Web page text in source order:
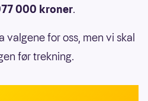
000 kroner.
valgene for oss, men vi skal
før trekning.